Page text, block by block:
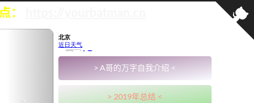
https://yourbatman.cn
> A哥的万字自我介绍 <
> 2019年总结 <